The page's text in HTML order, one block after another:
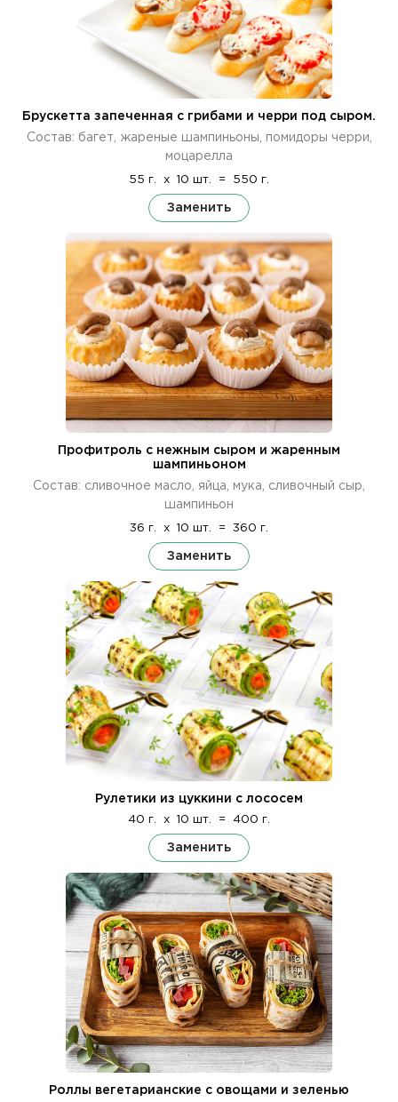
Брускетта запеченная с грибами и черри под сыром.
Состав: багет, жареные шампиньоны, помидоры черри,
моцарелла
55 г. x 10 шт. = 550 г.
Заменить
Профитроль с нежным сыром и жаренным
шампиньоном
Состав: сливочное масло, яйца, мука, сливочный сыр,
шампиньон
36 г. x 10 шт. = 360 г.
Заменить
Рулетики из цуккини с лососем
40 г. x 10 шт. = 400 г.
Заменить
Роллы вегетарианские с овощами и зеленью